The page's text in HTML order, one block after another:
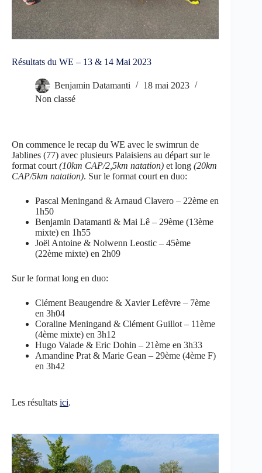
Résultats du WE – 13 & 14 Mai 2023
Benjamin Datamanti
18 mai 2023
Non classé
On commence le recap du WE avec le swimrun de
Jablines (77) avec plusieurs Palaisiens au départ sur le
format court (10km CAP/2,5km natation) et long (20km
CAP/5km natation). Sur le format court en duo:
Pascal Meningand & Arnaud Clavero – 22ème en
1h50
Benjamin Datamanti & Mai Lê – 29ème (13ème
mixte) en 1h55
Joël Antoine & Nolwenn Leostic – 45ème
(22ème mixte) en 2h09
Sur le format long en duo:
Clément Beaugendre & Xavier Lefèvre – 7ème
en 3h04
Coraline Meningand & Clément Guillot – 11ème
(4ème mixte) en 3h12
Hugo Valade & Eric Dohin – 21ème en 3h33
Amandine Prat & Marie Gean – 29ème (4ème F)
en 3h42
Les résultats ici.